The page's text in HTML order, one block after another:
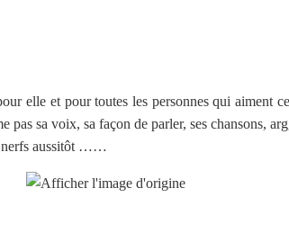
elle et pour toutes les personnes qui aiment
pas sa voix, sa façon de parler, ses chansons,
nerfs aussitôt ……